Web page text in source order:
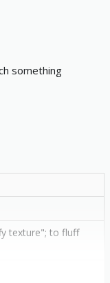
something
texture"; to fluff